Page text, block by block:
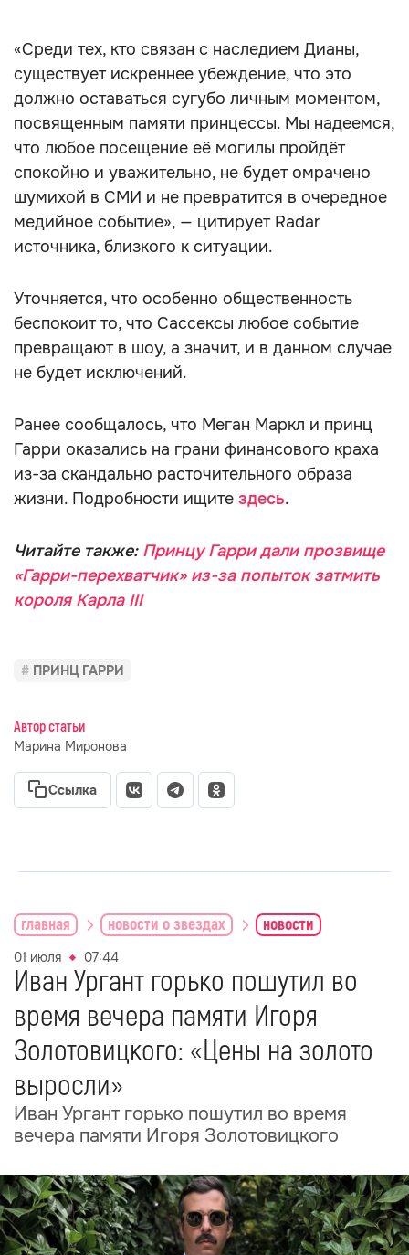
«Среди тех, кто связан с наследием Дианы,
существует искреннее убеждение, что это
должно оставаться сугубо личным моментом,
посвященным памяти принцессы. Мы надеемся,
что любое посещение её могилы пройдёт
спокойно и уважительно, не будет омрачено
шумихой в СМИ и не превратится в очередное
медийное событие», — цитирует Radar
источника, близкого к ситуации.
Уточняется, что особенно общественность
беспокоит то, что Сассексы любое событие
превращают в шоу, а значит, и в данном случае
не будет исключений.
Ранее сообщалось, что Меган Маркл и принц
Гарри оказались на грани финансового краха
из-за скандально расточительного образа
жизни. Подробности ищите здесь.
Читайте также: Принцу Гарри дали прозвище
«Гарри-перехватчик» из-за попыток затмить
короля Карла III
ПРИНЦ ГАРРИ
Автор статьи
Марина Миронова
Ссылка
главная новости о звездах новости
01 июля 07:44
Иван Ургант горько пошутил во
время вечера памяти Игоря
Золотовицкого: «Цены на золото
выросли»
Иван Ургант горько пошутил во время
вечера памяти Игоря Золотовицкого